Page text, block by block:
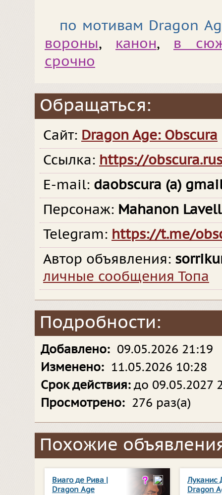
по мотивам Dragon
вороны, канон, в
срочно
Обращаться:
Сайт: Dragon Age: Obscura
Ссылка: https://
E-mail: daobscura (a)
Персонаж: Mahanon
Telegram: https://t.me/
Автор объявления:
личные сообщения Топа
Подробности:
Добавлено: 09.05.2026 21:19
Изменено: 11.05.2026 10:28
Срок действия: до 09.05.2027
Просмотрено: 276 раз(а)
Похожие
Виаго де Рива |
Dragon Age
Луканис
Dragon